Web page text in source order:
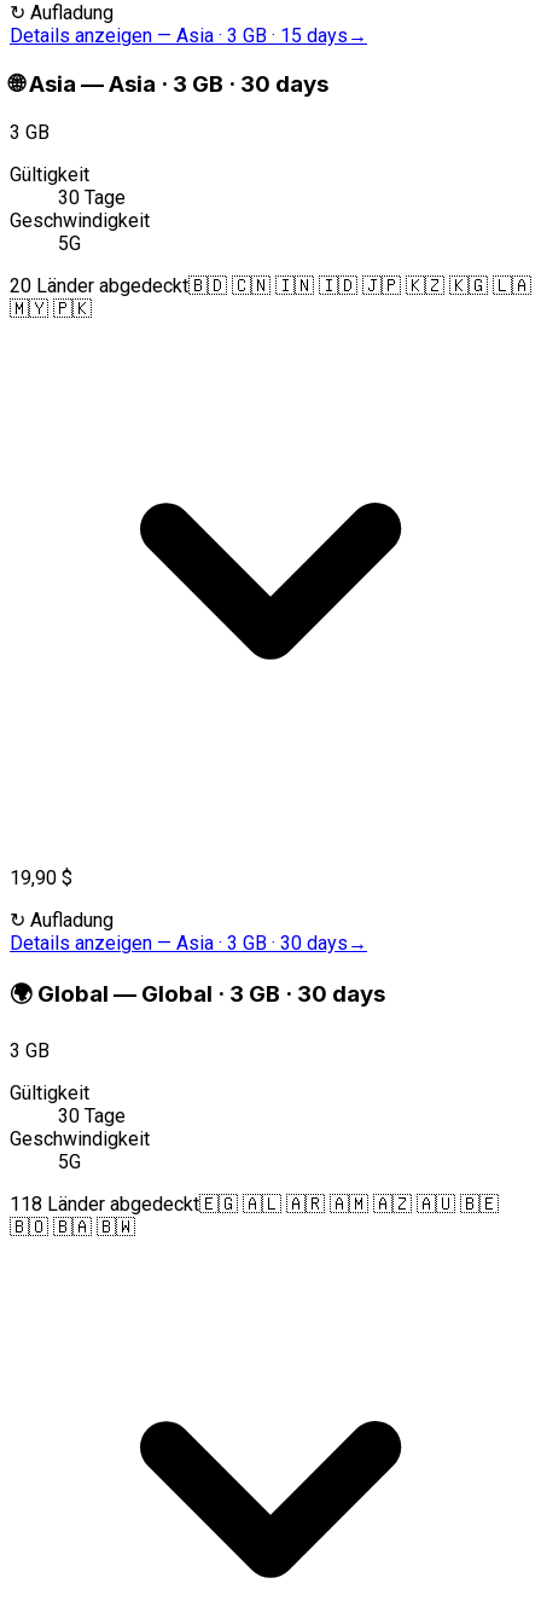
↻ Aufladung
Details anzeigen — Asia · 3 GB · 15 days →
🌐Asia —Asia · 3 GB · 30 days
3 GB
Gültigkeit
30 Tage
Geschwindigkeit
5G
20 Länder abgedeckt🇧🇩 🇨🇳 🇮🇳 🇮🇩 🇯🇵 🇰🇿 🇰🇬 🇱🇦
🇲🇾 🇵🇰
19,90 $
↻ Aufladung
Details anzeigen — Asia · 3 GB · 30 days →
🌍 Global — Global · 3 GB · 30 days
3 GB
Gültigkeit
30 Tage
Geschwindigkeit
5G
118 Länder abgedeckt🇪🇬 🇦🇱 🇦🇷 🇦🇲 🇦🇿 🇦🇺 🇧🇪
🇧🇴 🇧🇦 🇧🇼